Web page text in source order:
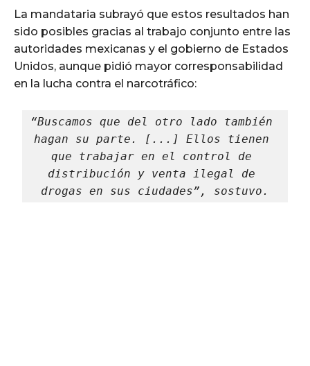
La mandataria subrayó que estos resultados han
sido posibles gracias al trabajo conjunto entre las
autoridades mexicanas y el gobierno de Estados
Unidos, aunque pidió mayor corresponsabilidad
en la lucha contra el narcotráfico:
“Buscamos que del otro lado también
hagan su parte. [...] Ellos tienen
que trabajar en el control de
distribución y venta ilegal de
drogas en sus ciudades”, sostuvo.